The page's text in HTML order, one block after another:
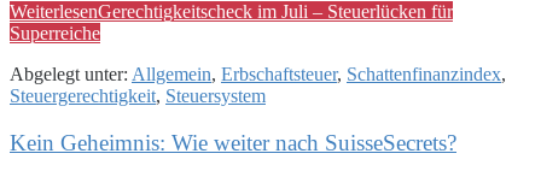
WeiterlesenGerechtigkeitscheck im Juli – Steuerlücken für
Superreiche
Abgelegt unter: Allgemein, Erbschaftsteuer, Schattenfinanzindex,
Steuergerechtigkeit, Steuersystem
Kein Geheimnis: Wie weiter nach SuisseSecrets?